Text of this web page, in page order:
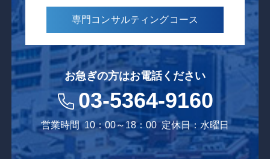
専門コンサルティングコース
お急ぎの方はお電話ください
03-5364-9160
営業時間 10：00～18：00 定休日：水曜日